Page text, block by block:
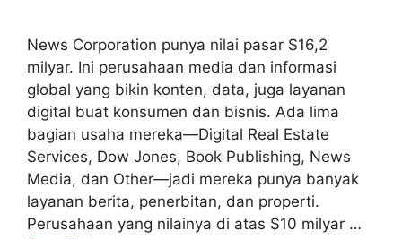
News Corporation punya nilai pasar $16,2
milyar. Ini perusahaan media dan informasi
global yang bikin konten, data, juga layanan
digital buat konsumen dan bisnis. Ada lima
bagian usaha mereka—Digital Real Estate
Services, Dow Jones, Book Publishing, News
Media, dan Other—jadi mereka punya banyak
layanan berita, penerbitan, dan properti.
Perusahaan yang nilainya di atas $10 milyar …